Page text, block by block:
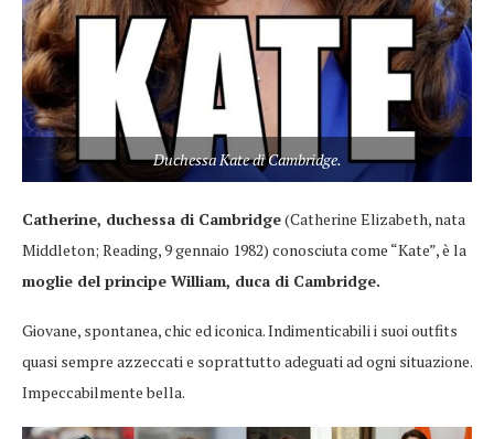
Duchessa Kate di Cambridge.
Catherine, duchessa di Cambridge(Catherine Elizabeth, nata
Middleton; Reading, 9 gennaio 1982) conosciuta come “Kate”, è la
moglie del principe William, duca di Cambridge.
Giovane, spontanea, chic ed iconica. Indimenticabili i suoi outfits
quasi sempre azzeccati e soprattutto adeguati ad ogni situazione.
Impeccabilmente bella.